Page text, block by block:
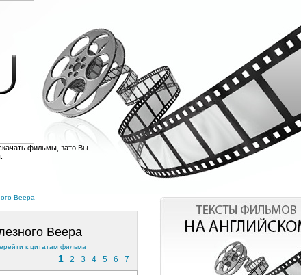
фильмы, зато Вы
Веера
Веера
к цитатам фильма
1 2 3 4 5 6 7